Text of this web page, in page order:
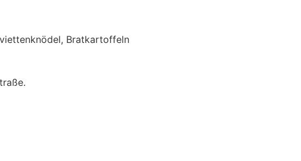
Bratkartoffeln